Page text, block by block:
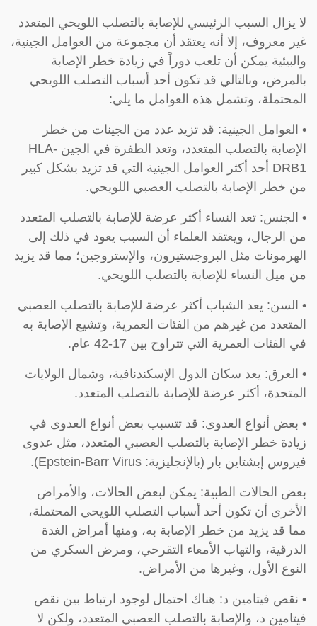
لا يزال السبب الرئيسي للإصابة بالتصلب اللويحي المتعدد
غير معروف، إلا أنه يعتقد أن مجموعة من العوامل الجينية،
والبيئية يمكن أن تلعب دوراً في زيادة خطر الإصابة
بالمرض، وبالتالي قد تكون أحد أسباب التصلب اللويحي
المحتملة، وتشمل هذه العوامل ما يلي:
• العوامل الجينية: قد تزيد عدد من الجينات من خطر
الإصابة بالتصلب المتعدد، وتعد الطفرة في الجين HLA-
DRB1 أحد أكثر العوامل الجينية التي قد تزيد بشكل كبير
من خطر الإصابة بالتصلب العصبي اللويحي.
• الجنس: تعد النساء أكثر عرضة للإصابة بالتصلب المتعدد
من الرجال، ويعتقد العلماء أن السبب يعود في ذلك إلى
الهرمونات مثل البروجستيرون، والإستروجين؛ مما قد يزيد
من ميل النساء للإصابة بالتصلب اللويحي.
• السن: يعد الشباب أكثر عرضة للإصابة بالتصلب العصبي
المتعدد من غيرهم من الفئات العمرية، وتشيع الإصابة به
في الفئات العمرية التي تتراوح بين 17-42 عام.
• العرق: يعد سكان الدول الإسكندنافية، وشمال الولايات
المتحدة، أكثر عرضة للإصابة بالتصلب المتعدد.
• بعض أنواع العدوى: قد تتسبب بعض أنواع العدوى في
زيادة خطر الإصابة بالتصلب العصبي المتعدد، مثل عدوى
فيروس إبشتاين بار (بالإنجليزية: Epstein-Barr Virus).
بعض الحالات الطبية: يمكن لبعض الحالات، والأمراض
الأخرى أن تكون أحد أسباب التصلب اللويحي المحتملة،
مما قد يزيد من خطر الإصابة به، ومنها أمراض الغدة
الدرقية، والتهاب الأمعاء التقرحي، ومرض السكري من
النوع الأول، وغيرها من الأمراض.
• نقص فيتامين د: هناك احتمال لوجود ارتباط بين نقص
فيتامين د، والإصابة بالتصلب العصبي المتعدد، ولكن لا